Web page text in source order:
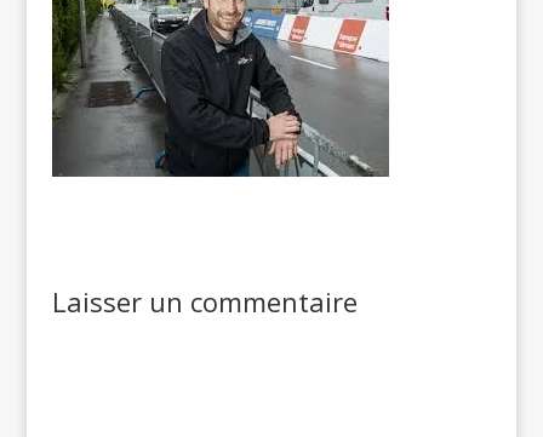
Laisser un commentaire